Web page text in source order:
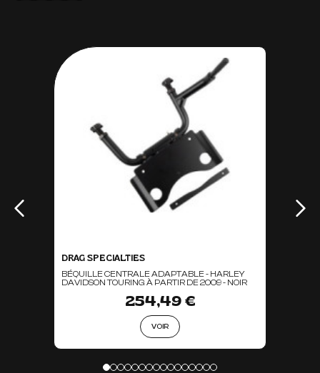
DRAG SPECIALTIES
BÉQUILLE CENTRALE ADAPTABLE - HARLEY
DAVIDSON TOURING À PARTIR DE 2009 - NOIR
254,49 €
VOIR